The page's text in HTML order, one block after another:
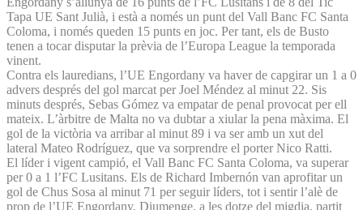
Tapa UE Sant Julià, i està a només un punt del Vall Banc FC Santa
Coloma, i només queden 15 punts en joc. Per tant, els de Busto
tenen a tocar disputar la prèvia de l’Europa League la temporada
vinent.
Contra els lauredians, l’UE Engordany va haver de capgirar un 1 a 0
advers després del gol marcat per Joel Méndez al minut 22. Sis
minuts després, Sebas Gómez va empatar de penal provocat per ell
mateix. L’àrbitre de Malta no va dubtar a xiular la pena màxima. El
gol de la victòria va arribar al minut 89 i va ser amb un xut del
lateral Mateo Rodríguez, que va sorprendre el porter Nico Ratti.
El líder i vigent campió, el Vall Banc FC Santa Coloma, va superar
per 0 a 1 l’FC Lusitans. Els de Richard Imbernón van aprofitar un
gol de Chus Sosa al minut 71 per seguir líders, tot i sentir l’alè de
prop de l’UE Engordany. Diumenge, a les dotze del migdia, partit